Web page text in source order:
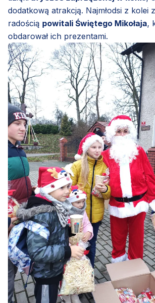
dodatkową atrakcją. Najmłodsi z kolei
radością powitali Świętego Mikołaja,
obdarował ich prezentami.